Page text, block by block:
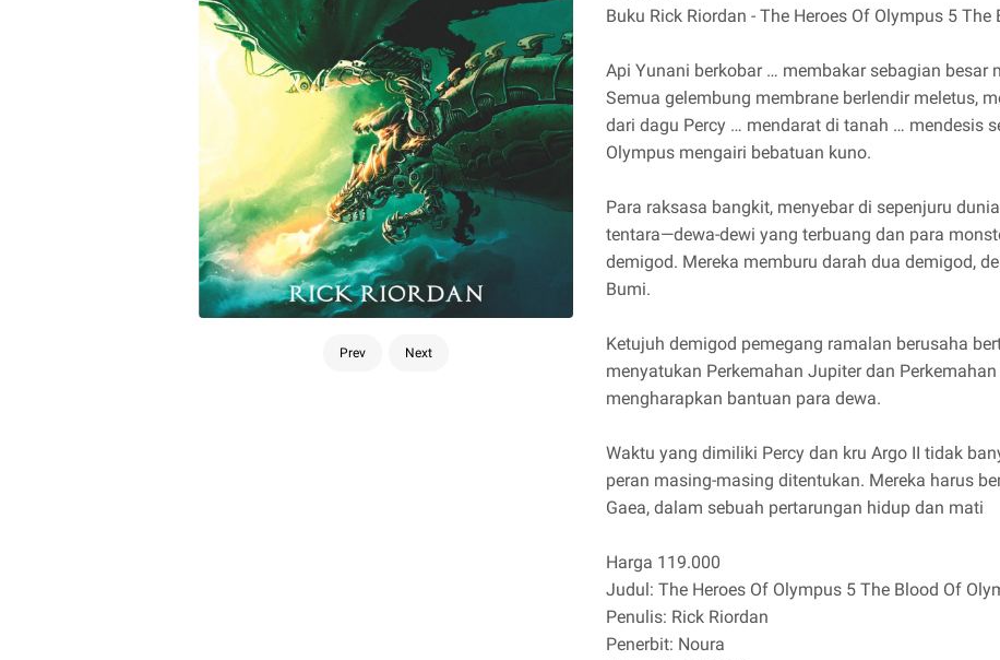
Prev Next
Buku Rick Riordan - The Heroes Of Olympus 5
Api Yunani berkobar … membakar sebagian besar
Semua gelembung membrane berlendir meletus,
dari dagu Percy … mendarat di tanah … mendesis
Olympus mengairi bebatuan kuno.
Para raksasa bangkit, menyebar di sepenjuru
tentara—dewa-dewi yang terbuang dan para
demigod. Mereka memburu darah dua demigod,
Bumi.
Ketujuh demigod pemegang ramalan berusaha
menyatukan Perkemahan Jupiter dan
mengharapkan bantuan para dewa.
Waktu yang dimiliki Percy dan kru Argo II tidak
peran masing-masing ditentukan. Mereka harus
Gaea, dalam sebuah pertarungan hidup dan mati
Harga 119.000
Judul: The Heroes Of Olympus 5 The Blood Of
Penulis: Rick Riordan
Penerbit: Noura